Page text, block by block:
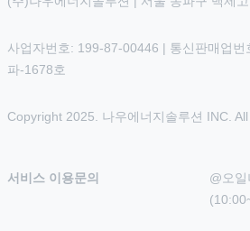
사업자번호: 199-87-00446 | 통신판매업번
파-1678호
Copyright 2025. 나우에너지솔루션 INC.
서비스 이용문의
@오